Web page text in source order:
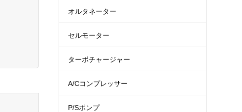
オルタネーター
セルモーター
ターボチャージャー
A/Cコンプレッサー
P/Sポンプ